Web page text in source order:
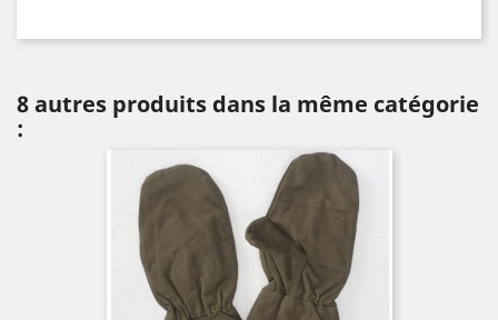
8 autres produits dans la même catégorie
: